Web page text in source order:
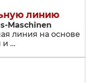
линию
Maschinen
линия на основе
и …